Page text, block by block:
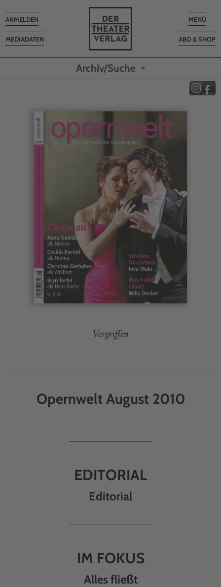
Toggle
MENÜ
ABO & SHOP
MEDIADATEN
Toggle
navigation
ANMELDEN
Archiv/Suche
Vergriffen
Opernwelt August 2010
EDITORIAL
Editorial
IM FOKUS
Alles fließt